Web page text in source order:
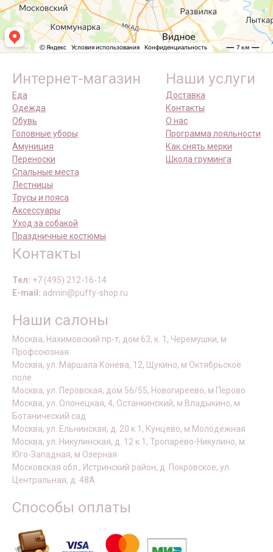
Интернет-магазин
Еда
Одежда
Обувь
Головные уборы
Амуниция
Переноски
Спальные места
Лестницы
Трусы и пояса
Аксессуары
Уход за собакой
Праздничные костюмы
Наши услуги
Доставка
Контакты
О нас
Программа лояльности
Как снять мерки
Школа груминга
Контакты
Тел: +7 (495) 212-16-14
E-mail: admin@puffy-shop.ru
Наши салоны
Москва, Нахимовский пр-т, дом 63, к. 1, Черемушки, м
Профсоюзная
Москва, ул. Маршала Конева, 12, Щукино, м Октябрьское
поле
Москва, ул. Перовская, дом 56/55, Новогиреево, м Перово
Москва, ул. Олонецкая, 4, Останкинский, м Владыкино, м
Ботанический сад
Москва, ул. Ельнинская, д. 20 к 1, Кунцево, м Молодежная
Москва, ул. Никулинская, д. 12 к 1, Тропарёво-Никулино, м
Юго-Западная, м Озерная
Московская обл., Истринский район, д. Покровское, ул.
Центральная, д. 48А
Способы оплаты